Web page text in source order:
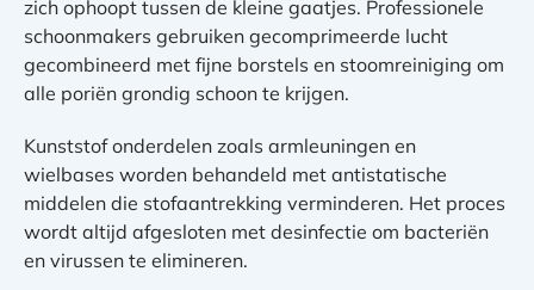
zich ophoopt tussen de kleine gaatjes. Professionele
schoonmakers gebruiken gecomprimeerde lucht
gecombineerd met fijne borstels en stoomreiniging om
alle poriën grondig schoon te krijgen.
Kunststof onderdelen zoals armleuningen en
wielbases worden behandeld met antistatische
middelen die stofaantrekking verminderen. Het proces
wordt altijd afgesloten met desinfectie om bacteriën
en virussen te elimineren.